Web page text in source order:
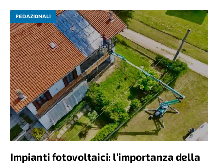
REDAZIONALI
Impianti fotovoltaici: l’importanza della